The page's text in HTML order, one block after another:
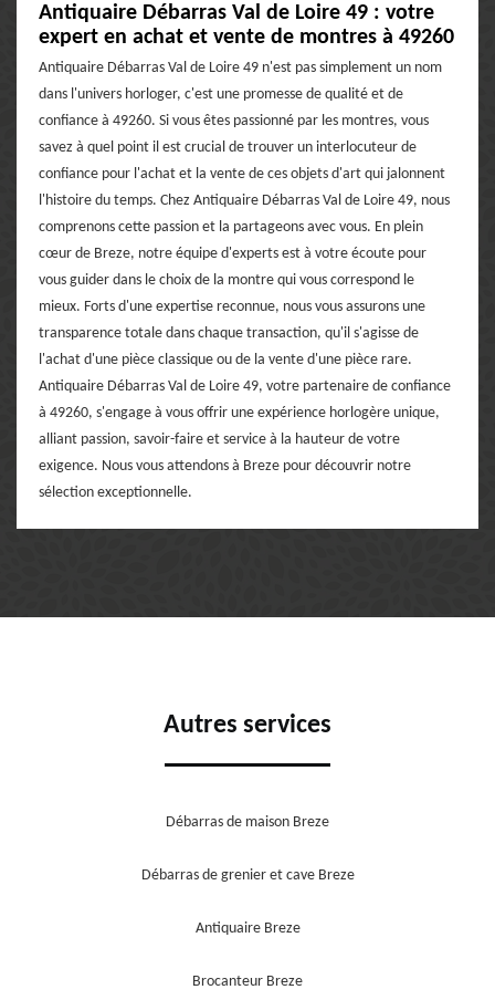
Antiquaire Débarras Val de Loire 49 : votre
expert en achat et vente de montres à 49260
Antiquaire Débarras Val de Loire 49 n'est pas simplement un nom
dans l'univers horloger, c'est une promesse de qualité et de
confiance à 49260. Si vous êtes passionné par les montres, vous
savez à quel point il est crucial de trouver un interlocuteur de
confiance pour l'achat et la vente de ces objets d'art qui jalonnent
l'histoire du temps. Chez Antiquaire Débarras Val de Loire 49, nous
comprenons cette passion et la partageons avec vous. En plein
cœur de Breze, notre équipe d'experts est à votre écoute pour
vous guider dans le choix de la montre qui vous correspond le
mieux. Forts d'une expertise reconnue, nous vous assurons une
transparence totale dans chaque transaction, qu'il s'agisse de
l'achat d'une pièce classique ou de la vente d'une pièce rare.
Antiquaire Débarras Val de Loire 49, votre partenaire de confiance
à 49260, s'engage à vous offrir une expérience horlogère unique,
alliant passion, savoir-faire et service à la hauteur de votre
exigence. Nous vous attendons à Breze pour découvrir notre
sélection exceptionnelle.
Autres services
Débarras de maison Breze
Débarras de grenier et cave Breze
Antiquaire Breze
Brocanteur Breze